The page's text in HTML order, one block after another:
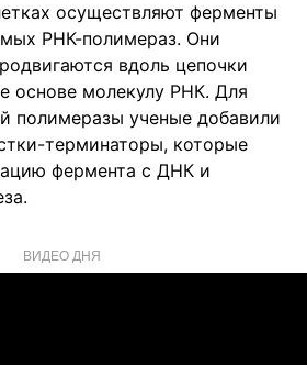
осуществляют ферменты
РНК-полимераз. Они
вдоль цепочки
основе молекулу РНК. Для
полимеразы ученые добавили
терминаторы, которые
фермента с ДНК и
ВИДЕО ДНЯ